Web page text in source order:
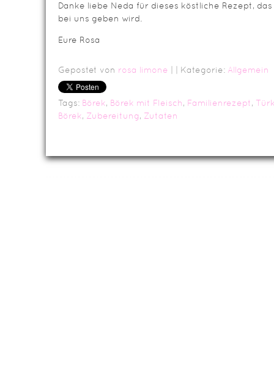
Danke liebe Neda für dieses köstliche Rezept,
bei uns geben wird.
Eure Rosa
Gepostet von rosa limone | Kategorie: Allgemein
Tags: Börek, Börek mit Fleisch, Familienrezept,
Börek, Zubereitung, Zutaten